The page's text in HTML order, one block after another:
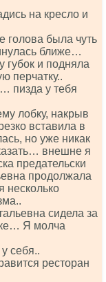
на кресло и
голова была чуть
ближе…
губок и подняла
перчатку..
пизда у тебя
лобку, накрыв
вставила в
но уже никак
внешне я
предательски
продолжала
несколько
сидела за
Я молча
себя..
ресторан